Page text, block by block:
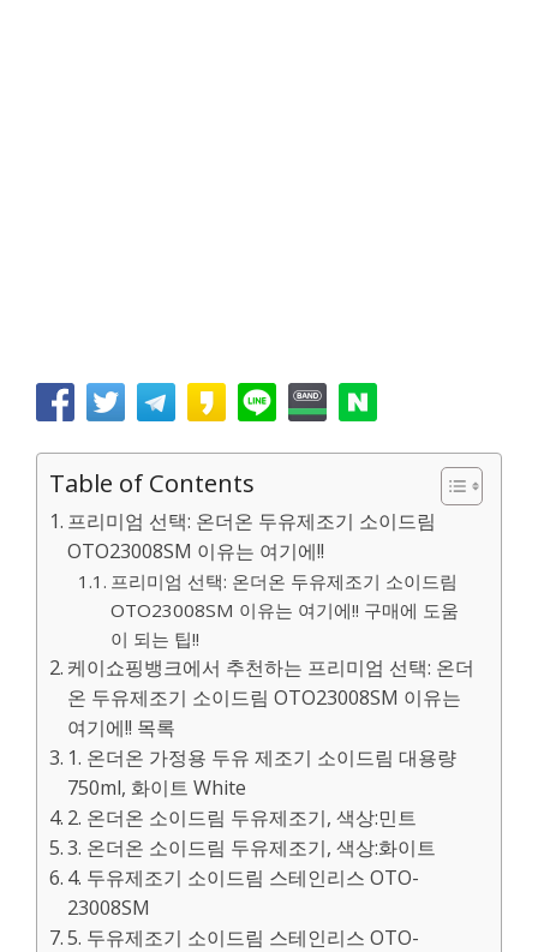
Table of Contents
프리미엄 선택: 온더온 두유제조기 소이드림
OTO23008SM 이유는 여기에!!
프리미엄 선택: 온더온 두유제조기 소이드림
OTO23008SM 이유는 여기에!! 구매에 도움
이 되는 팁!!
케이쇼핑뱅크에서 추천하는 프리미엄 선택: 온더
온 두유제조기 소이드림 OTO23008SM 이유는
여기에!! 목록
1. 온더온 가정용 두유 제조기 소이드림 대용량
750ml, 화이트 White
2. 온더온 소이드림 두유제조기, 색상:민트
3. 온더온 소이드림 두유제조기, 색상:화이트
4. 두유제조기 소이드림 스테인리스 OTO-
23008SM
5. 두유제조기 소이드림 스테인리스 OTO-